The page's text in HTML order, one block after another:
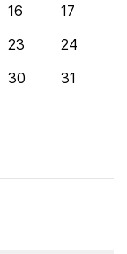
16
17
23
24
30 31